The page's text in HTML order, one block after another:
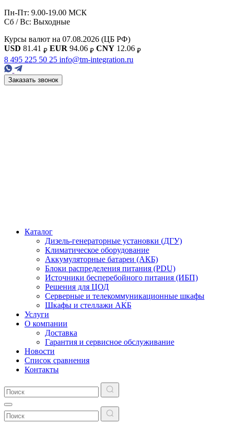
Пн-Пт: 9.00-19.00 МСК
Сб / Вс: Выходные
Курсы валют на 07.08.2026 (ЦБ РФ)
USD 81.41 ₽ EUR 94.06 ₽ CNY 12.06 ₽
8 495 225 50 25 info@tm-integration.ru
Заказать звонок
Каталог
Дизель-генераторные установки (ДГУ)
Климатическое оборудование
Аккумуляторные батареи (АКБ)
Блоки распределения питания (PDU)
Источники бесперебойного питания (ИБП)
Решения для ЦОД
Серверные и телекоммуникационные шкафы
Шкафы и стеллажи АКБ
Услуги
О компании
Доставка
Гарантия и сервисное обслуживание
Новости
Список сравнения
Контакты